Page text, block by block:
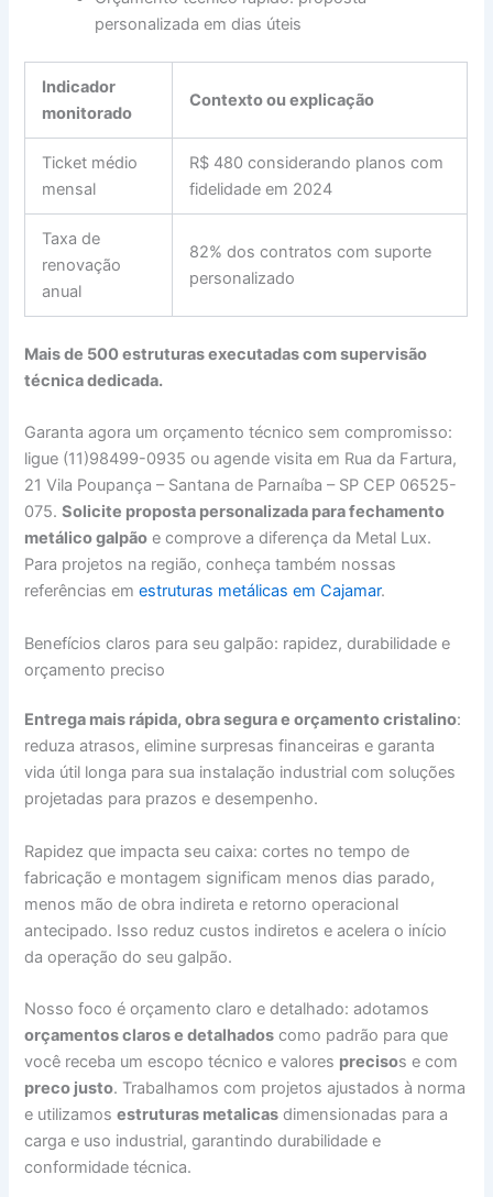
personalizada em dias úteis
Indicador
monitorado
Contexto ou explicação
Ticket médio
mensal
R$ 480 considerando planos com
fidelidade em 2024
Taxa de
renovação
anual
82% dos contratos com suporte
personalizado
Mais de 500 estruturas executadas com supervisão
técnica dedicada.
Garanta agora um orçamento técnico sem compromisso:
ligue (11)98499-0935 ou agende visita em Rua da Fartura,
21 Vila Poupança – Santana de Parnaíba – SP CEP 06525-
075.Solicite proposta personalizada para fechamento
metálico galpão e comprove a diferença da Metal Lux.
Para projetos na região, conheça também nossas
referências emestruturas metálicas em Cajamar.
Benefícios claros para seu galpão: rapidez, durabilidade e
orçamento preciso
Entrega mais rápida, obra segura e orçamento cristalino:
reduza atrasos, elimine surpresas financeiras e garanta
vida útil longa para sua instalação industrial com soluções
projetadas para prazos e desempenho.
Rapidez que impacta seu caixa: cortes no tempo de
fabricação e montagem significam menos dias parado,
menos mão de obra indireta e retorno operacional
antecipado. Isso reduz custos indiretos e acelera o início
da operação do seu galpão.
Nosso foco é orçamento claro e detalhado: adotamos
orçamentos claros e detalhados como padrão para que
você receba um escopo técnico e valores precisos e com
preco justo. Trabalhamos com projetos ajustados à norma
e utilizamosestruturas metalicas dimensionadas para a
carga e uso industrial, garantindo durabilidade e
conformidade técnica.